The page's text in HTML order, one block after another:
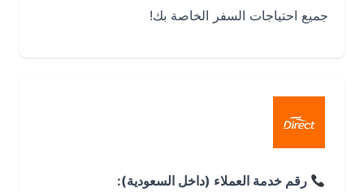
جميع احتياجات السفر الخاصة بك!
رقم خدمة العملاء (داخل السعودية):